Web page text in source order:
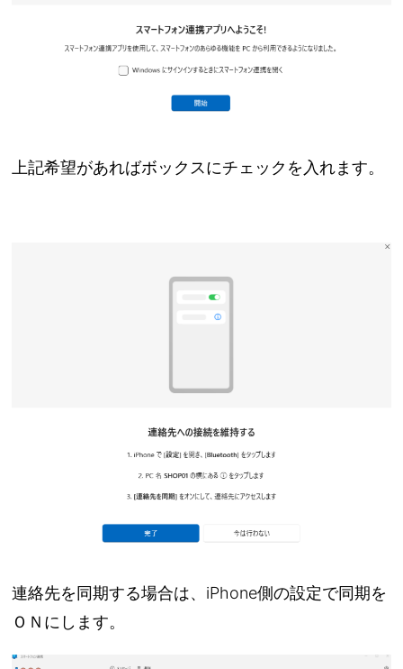
上記希望があればボックスにチェックを入れます。
連絡先を同期する場合は、iPhone側の設定で同期を
ＯＮにします。